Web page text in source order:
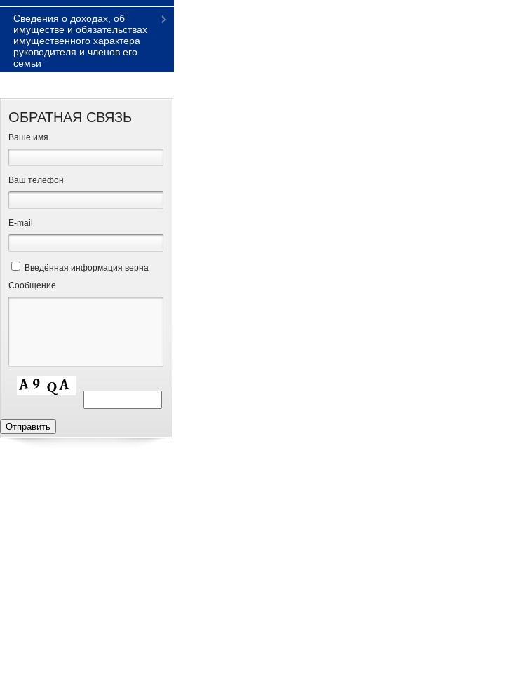
Сведения о доходах, об
имуществе и обязательствах
имущественного характера
руководителя и членов его
семьи
ОБРАТНАЯ СВЯЗЬ
Ваше имя
Ваш телефон
Е-mail
Введённая информация верна
Сообщение